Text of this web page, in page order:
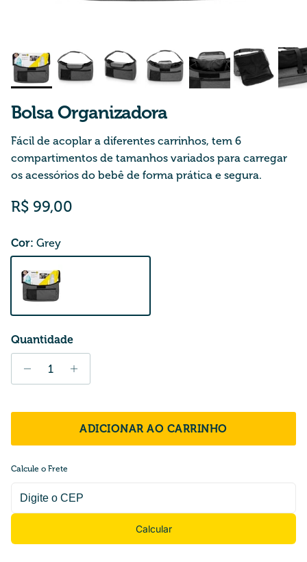
Bolsa Organizadora
Fácil de acoplar a diferentes carrinhos, tem 6
compartimentos de tamanhos variados para carregar
os acessórios do bebê de forma prática e segura.
Preço normal
R$ 99,00
Cor: Grey
Grey
Quantidade
ADICIONAR AO CARRINHO
Calcule o Frete
Calcular